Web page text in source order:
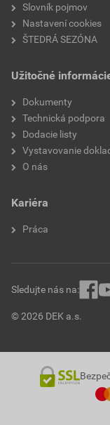
starý názov
Slovník pojmov
Nastavení cookies
ŠTEDRÁ SEZÓNA
Užitočné
Dokumenty
Technická podpora
Dodacie listy
Vystavovanie
O nás
Kariéra
Práca
© 2026 DEK a.s.
Sledujte nás na: